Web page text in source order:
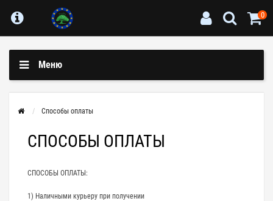
0
Меню
Способы оплаты
СПОСОБЫ ОПЛАТЫ
СПОСОБЫ ОПЛАТЫ:
1) Наличными курьеру при получении